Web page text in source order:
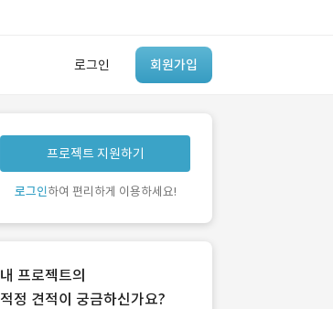
로그인 회원가입
유사사례 검색 AI
‘이런 거’ 만들어본
개발 회사 있어?
프로젝트 지원하기
로그인하여 편리하게 이용하세요!
내 프로젝트의
적정 견적이 궁금하신가요?